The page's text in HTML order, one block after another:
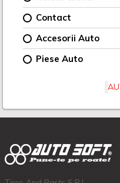
Contact
Accesorii Auto
Piese Auto